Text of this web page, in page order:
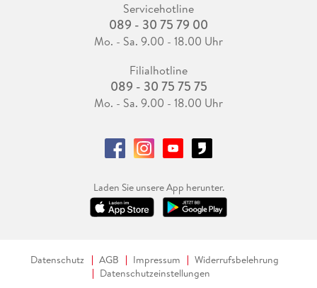
Servicehotline
089 - 30 75 79 00
Mo. - Sa. 9.00 - 18.00 Uhr
Filialhotline
089 - 30 75 75 75
Mo. - Sa. 9.00 - 18.00 Uhr
Laden Sie unsere App herunter.
Datenschutz AGB Impressum
Widerrufsbelehrung
Datenschutzeinstellungen